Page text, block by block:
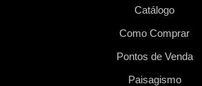
Catálogo
Como Comprar
Pontos de Venda
Paisagismo